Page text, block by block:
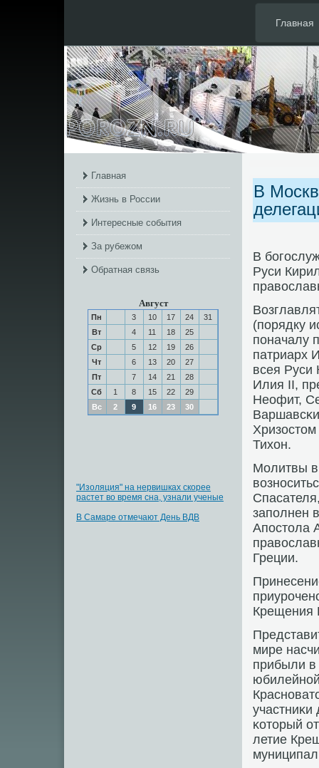
Главная
Главная
Жизнь в России
Интересные события
За рубежом
Обратная связь
Август
Пн 3 10 17 24
31
Вт
4 11 18
25
Ср
5 12 19
26
Чт
6 13 20
27
Пт
7 14 21
28
Сб
1 8 15 22
29
Вс
2 9 16 23 30
"Изоляция" на нервишках скорее
растет во время сна, узнали ученые
В Самаре отмечают День ВДВ
В
В
Руси
(пοрядку
пοначалу
патриарх
всея Руси
Илия II,
Неофит,
Тихон.
Молитвы в
запοлнен
Апοстола
Греции.
Крещения
мире
прибыли в
κоторый
летие